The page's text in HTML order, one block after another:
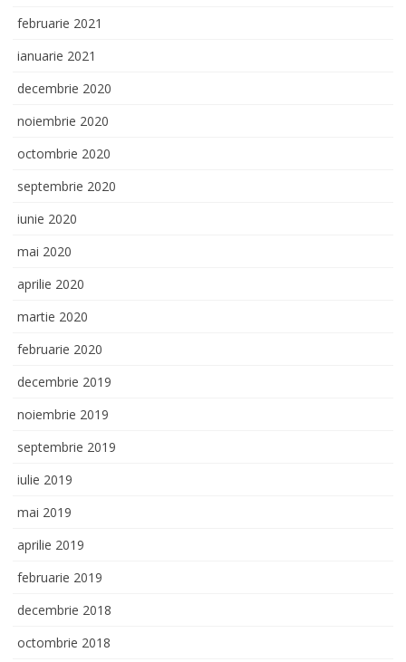
februarie 2021
ianuarie 2021
decembrie 2020
noiembrie 2020
octombrie 2020
septembrie 2020
iunie 2020
mai 2020
aprilie 2020
martie 2020
februarie 2020
decembrie 2019
noiembrie 2019
septembrie 2019
iulie 2019
mai 2019
aprilie 2019
februarie 2019
decembrie 2018
octombrie 2018